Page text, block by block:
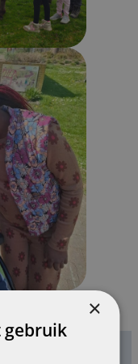
×
gebruik